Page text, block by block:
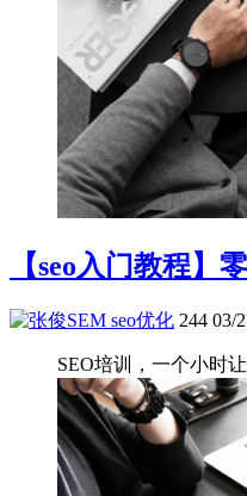
【seo入门教程】
seo优化 244 03/
SEO培训，一个小时